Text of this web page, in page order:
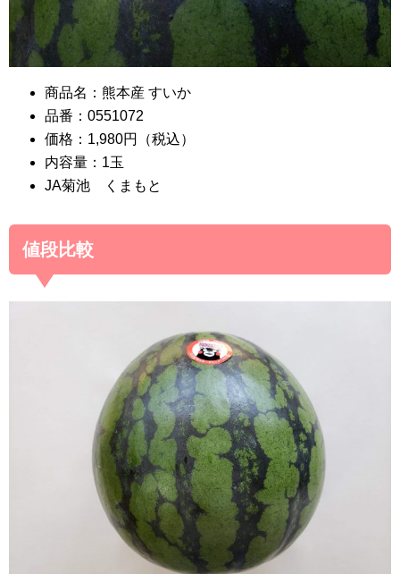
商品名：熊本産 すいか
品番：0551072
価格：1,980円（税込）
内容量：1玉
JA菊池 くまもと
値段比較